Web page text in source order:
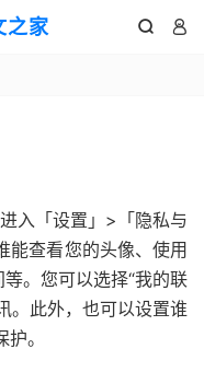
家  
入「设置」>「隐私与
能查看您的头像、使用
。您可以选择“我的联
。此外，也可以设置谁
。